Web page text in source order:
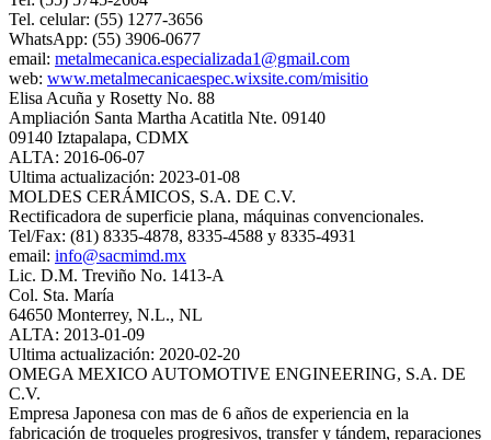
Tel. celular: (55) 1277-3656
WhatsApp: (55) 3906-0677
email: metalmecanica.especializada1@gmail.com
web: www.metalmecanicaespec.wixsite.com/misitio
Elisa Acuña y Rosetty No. 88
Ampliación Santa Martha Acatitla Nte. 09140
09140 Iztapalapa, CDMX
ALTA: 2016-06-07
Ultima actualización: 2023-01-08
MOLDES CERÁMICOS, S.A. DE C.V.
Rectificadora de superficie plana, máquinas convencionales.
Tel/Fax: (81) 8335-4878, 8335-4588 y 8335-4931
email: info@sacmimd.mx
Lic. D.M. Treviño No. 1413-A
Col. Sta. María
64650 Monterrey, N.L., NL
ALTA: 2013-01-09
Ultima actualización: 2020-02-20
OMEGA MEXICO AUTOMOTIVE ENGINEERING, S.A. DE
C.V.
Empresa Japonesa con mas de 6 años de experiencia en la
fabricación de troqueles progresivos, transfer y tándem, reparaciones